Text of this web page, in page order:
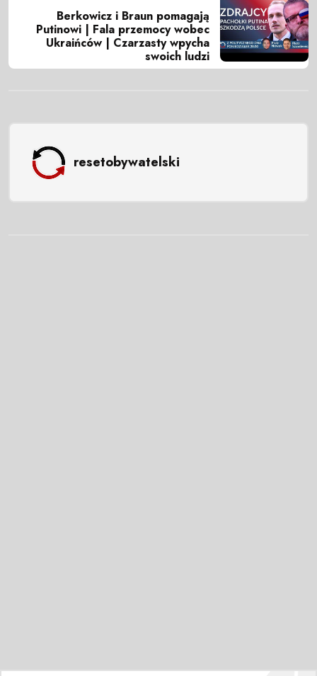
Berkowicz i Braun pomagają
Putinowi | Fala przemocy wobec
Ukraińców | Czarzasty wpycha
swoich ludzi
resetobywatelski